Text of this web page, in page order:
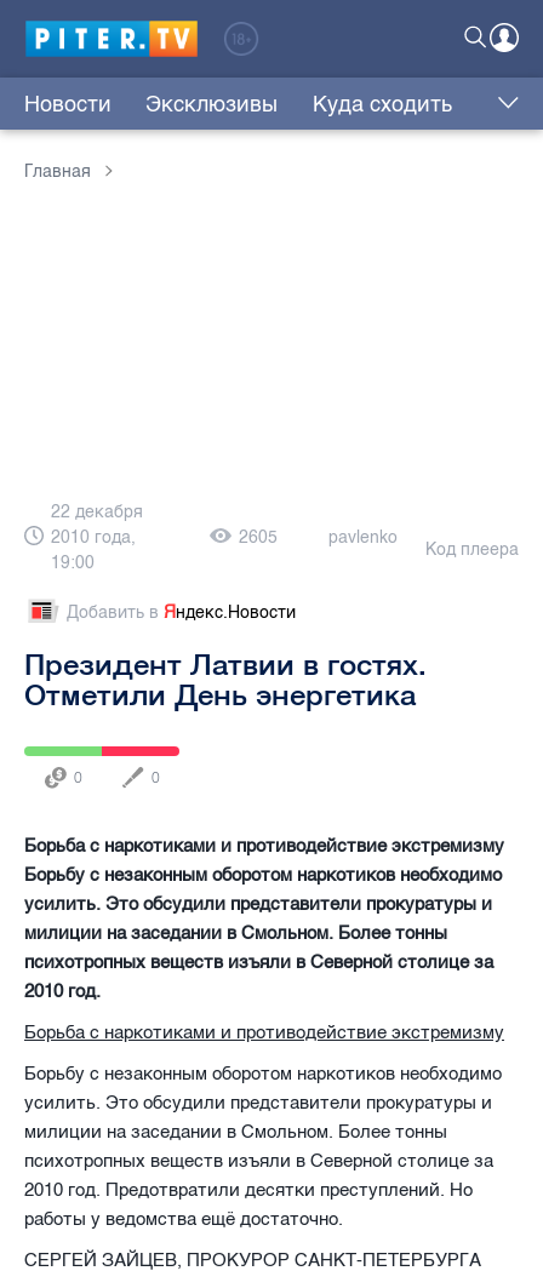
Новости Эксклюзивы Куда сходить
Главная
22 декабря
2010 года,
19:00
2605 pavlenko
Код плеера
Добавить в Яндекс.Новости
Президент Латвии в гостях.
Отметили День энергетика
0 0
Борьба с наркотиками и противодействие экстремизму
Борьбу с незаконным оборотом наркотиков необходимо
усилить. Это обсудили представители прокуратуры и
милиции на заседании в Смольном. Более тонны
психотропных веществ изъяли в Северной столице за
2010 год.
Борьба с наркотиками и противодействие экстремизму
Борьбу с незаконным оборотом наркотиков необходимо
усилить. Это обсудили представители прокуратуры и
милиции на заседании в Смольном. Более тонны
психотропных веществ изъяли в Северной столице за
2010 год. Предотвратили десятки преступлений. Но
работы у ведомства ещё достаточно.
СЕРГЕЙ ЗАЙЦЕВ, ПРОКУРОР САНКТ-ПЕТЕРБУРГА